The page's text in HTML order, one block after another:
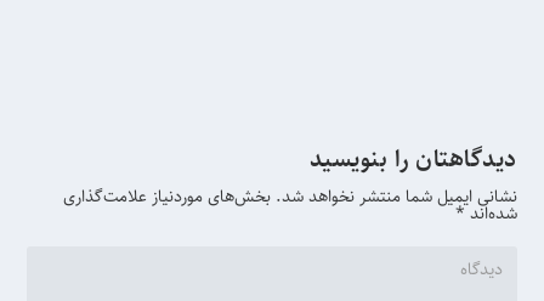
دیدگاهتان را بنویسید
نشانی ایمیل شما منتشر نخواهد شد. بخش‌های موردنیاز علامت‌گذاری
شده‌اند*